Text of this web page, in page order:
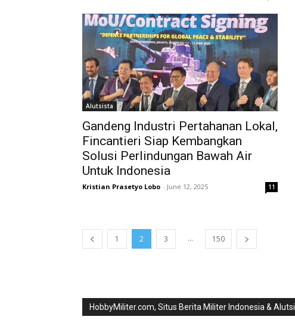
Alutsista
Gandeng Industri Pertahanan Lokal,
Fincantieri Siap Kembangkan
Solusi Perlindungan Bawah Air
Untuk Indonesia
Kristian Prasetyo Lobo - June 12, 2025 11
1 2 3 ... 150
HobbyMiliter.com, Situs Berita Militer Indonesia &